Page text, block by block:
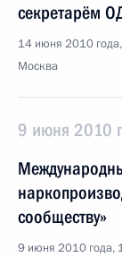
секретарём
14 июня 2010
Москва
9 июня 2010
сообществу»
9 июня 2010 года,